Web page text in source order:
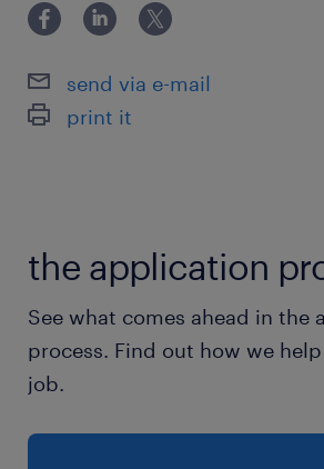
最寄駅
休日休暇
（1）8:00-20:00（実働11時間
分）
（2）9:00-18:00（実働8時間00
（3）13:00-22:00（実働8時間
send via e-mail
print it
the application
See what comes ahead in the
process. Find out how we
job.